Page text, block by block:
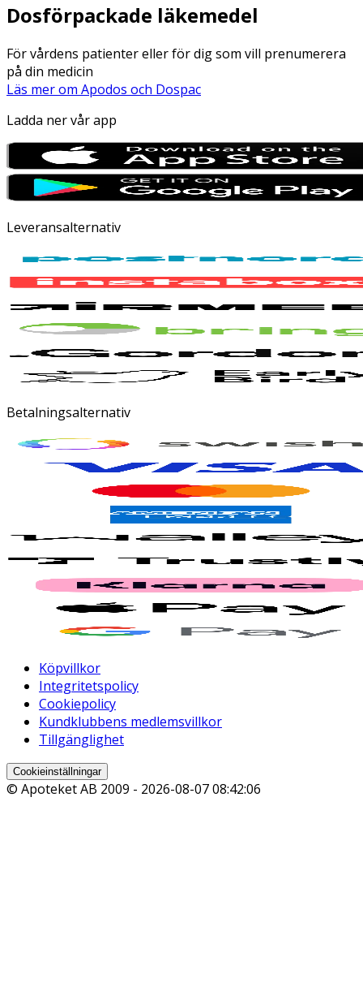
Dosförpackade läkemedel
För vårdens patienter eller för dig som vill prenumerera
på din medicin
Läs mer om Apodos och Dospac
Ladda ner vår app
Leveransalternativ
Betalningsalternativ
Köpvillkor
Integritetspolicy
Cookiepolicy
Kundklubbens medlemsvillkor
Tillgänglighet
Cookieinställningar
© Apoteket AB 2009 - 2026-08-07 08:42:06